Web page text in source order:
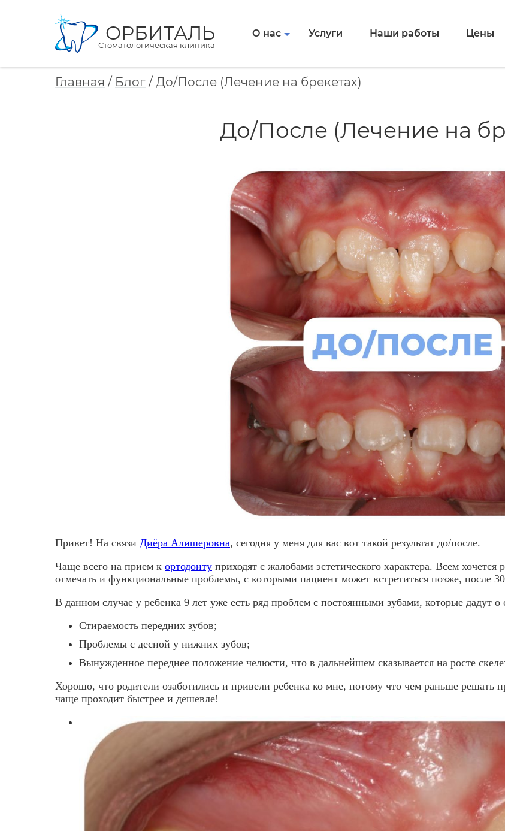
ОРБИТАЛЬ
Стоматологическая клиника
О нас Услуги Наши работы Цены
Главная / Блог / До/После (Лечение на брекетах)
До/После (Лечение на
Привет! На связи Диёра Алишеровна, сегодня у меня для вас вот такой результат до/после.
Чаще всего на прием к ортодонту приходят с жалобами эстетического характера. Всем
отмечать и функциональные проблемы, с которыми пациент может встретиться позже, после
В данном случае у ребенка 9 лет уже есть ряд проблем с постоянными зубами, которые дадут
Стираемость передних зубов;
Проблемы с десной у нижних зубов;
Вынужденное переднее положение челюсти, что в дальнейшем сказывается на росте
Хорошо, что родители озаботились и привели ребенка ко мне, потому что чем раньше решать
чаще проходит быстрее и дешевле!